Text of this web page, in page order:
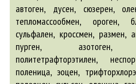
автоген, дусен, сюзерен,
тепломассообмен, ороген,
сульфален, кроссмен, размен,
пурген, азотоген,
политетрафторэтилен,
поленица, эоцен,